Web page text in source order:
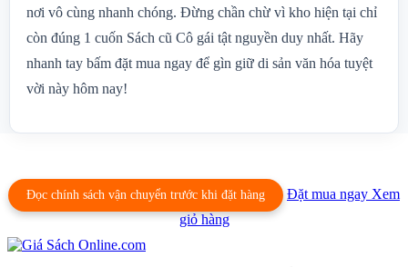
nơi vô cùng nhanh chóng. Đừng chần chừ vì kho hiện tại chỉ
còn đúng 1 cuốn Sách cũ Cô gái tật nguyền duy nhất. Hãy
nhanh tay bấm đặt mua ngay để gìn giữ di sản văn hóa tuyệt
vời này hôm nay!
Đọc chính sách vận chuyển trước khi đặt hàng Đặt mua ngay Xem
giỏ hàng